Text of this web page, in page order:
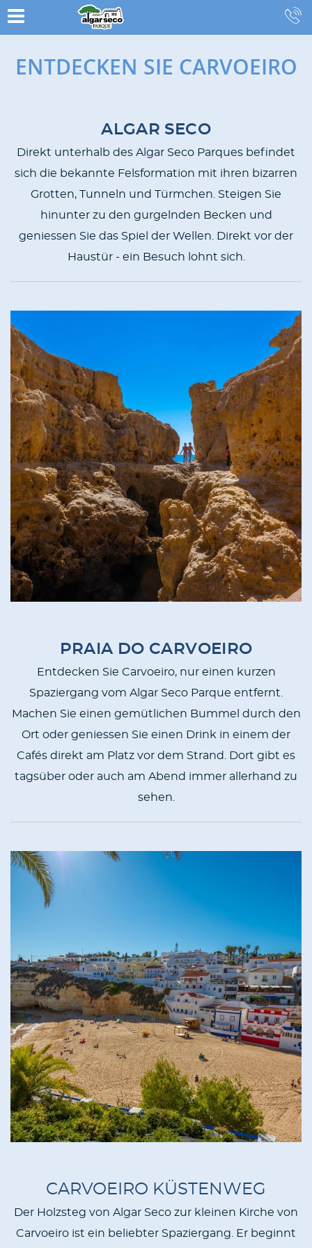
ENTDECKEN SIE CARVOEIRO
BLOCKS
ALGAR SECO
Direkt unterhalb des Algar Seco Parques befindet
sich die bekannte Felsformation mit ihren bizarren
Grotten, Tunneln und Türmchen. Steigen Sie
hinunter zu den gurgelnden Becken und
geniessen Sie das Spiel der Wellen. Direkt vor der
Haustür - ein Besuch lohnt sich.
PRAIA DO CARVOEIRO
Entdecken Sie Carvoeiro, nur einen kurzen
Spaziergang vom Algar Seco Parque entfernt.
Machen Sie einen gemütlichen Bummel durch den
Ort oder geniessen Sie einen Drink in einem der
Cafés direkt am Platz vor dem Strand. Dort gibt es
tagsüber oder auch am Abend immer allerhand zu
sehen.
CARVOEIRO KÜSTENWEG
Der Holzsteg von Algar Seco zur kleinen Kirche von
Carvoeiro ist ein beliebter Spaziergang. Er beginnt